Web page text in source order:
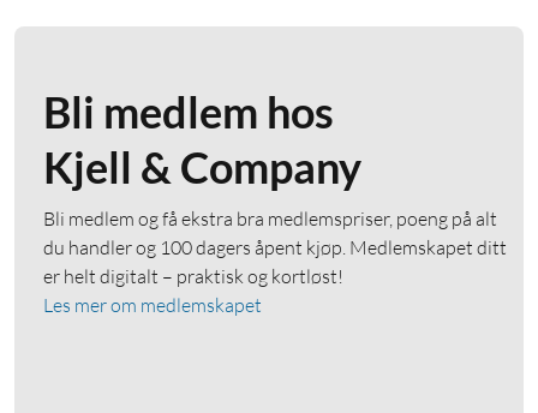
Bli medlem hos
Kjell & Company
Bli medlem og få ekstra bra medlemspriser, poeng på alt
du handler og 100 dagers åpent kjøp. Medlemskapet ditt
er helt digitalt – praktisk og kortløst!
Les mer om medlemskapet